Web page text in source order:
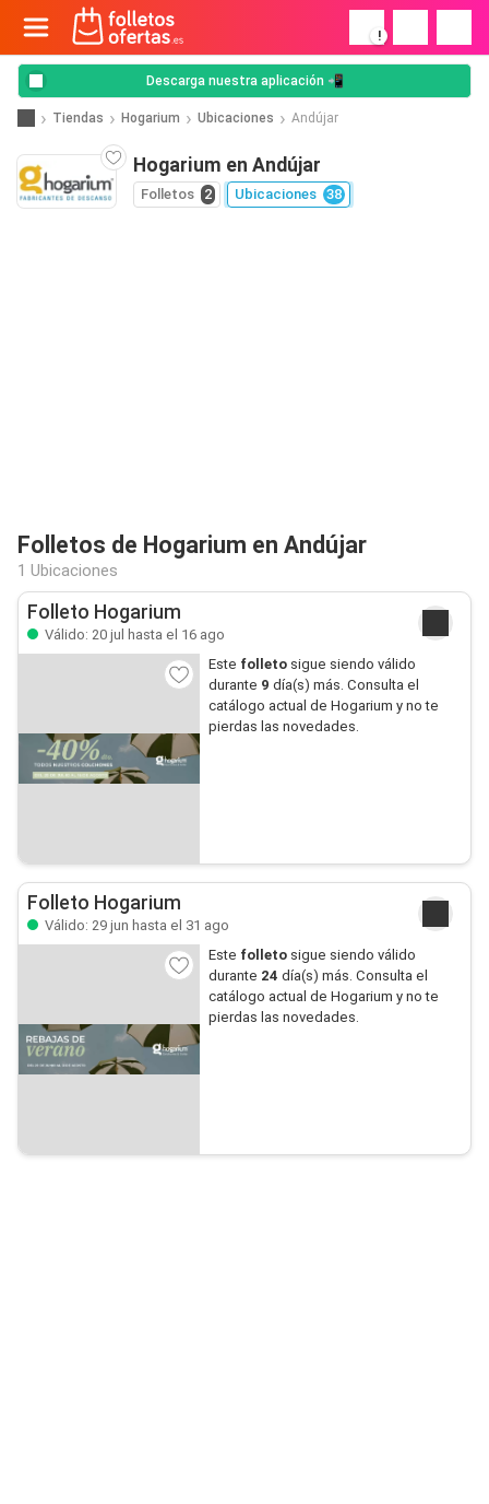
!
Descarga nuestra aplicación 📲
Tiendas Hogarium Ubicaciones Andújar
Hogarium en Andújar
Folletos 2 Ubicaciones 38
Folletos de Hogarium en Andújar
1 Ubicaciones
Folleto Hogarium
Válido: 20 jul hasta el 16 ago
Este folletosigue siendo válido
durante 9 día(s) más. Consulta el
catálogo actual de Hogarium y no te
pierdas las novedades.
Folleto Hogarium
Válido: 29 jun hasta el 31 ago
Este folletosigue siendo válido
durante 24 día(s) más. Consulta el
catálogo actual de Hogarium y no te
pierdas las novedades.